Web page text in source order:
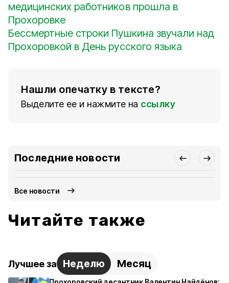
медицинских работников прошла в
Прохоровке
Бессмертные строки Пушкина звучали над
Прохоровкой в День русского языка
Нашли опечатку в тексте?
Выделите ее и нажмите на ссылку
Последние новости
Все новости
Читайте также
Лучшее за Неделю Месяц